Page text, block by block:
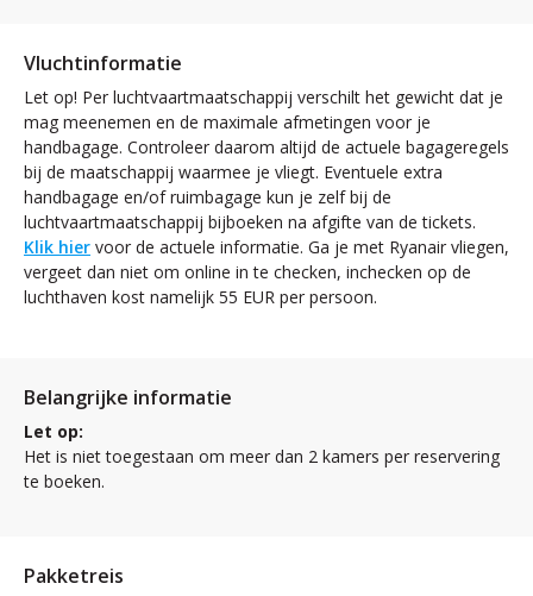
Vluchtinformatie
Let op! Per luchtvaartmaatschappij verschilt het gewicht dat je
mag meenemen en de maximale afmetingen voor je
handbagage. Controleer daarom altijd de actuele bagageregels
bij de maatschappij waarmee je vliegt. Eventuele extra
handbagage en/of ruimbagage kun je zelf bij de
luchtvaartmaatschappij bijboeken na afgifte van de tickets.
Klik hier voor de actuele informatie. Ga je met Ryanair vliegen,
vergeet dan niet om online in te checken, inchecken op de
luchthaven kost namelijk 55 EUR per persoon.
Belangrijke informatie
Let op:
Het is niet toegestaan om meer dan 2 kamers per reservering
te boeken.
Pakketreis